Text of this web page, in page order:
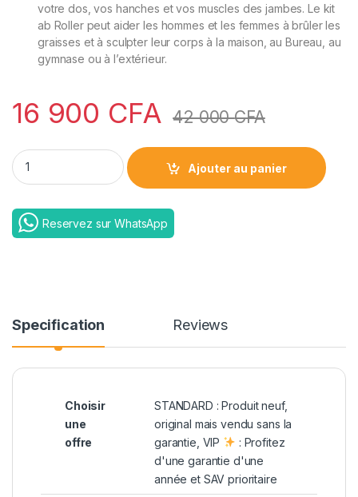
votre dos, vos hanches et vos muscles des jambes. Le kit
ab Roller peut aider les hommes et les femmes à brûler les
graisses et à sculpter leur corps à la maison, au Bureau, au
gymnase ou à l’extérieur.
16 900 CFA 42 000CFA
Roue abdominale avec support de coude | Offres
Ajouter au panier
Reservez sur WhatsApp
Specification Reviews
Choisir
une
offre
STANDARD : Produit neuf,
original mais vendu sans la
garantie, VIP
: Profitez
d'une garantie d'une
année et SAV prioritaire